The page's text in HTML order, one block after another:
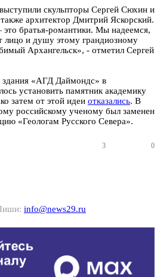
скульпторы Сергей Сюхин и
архитектор Дмитрий Яскорский.
братья-романтики. Мы надеемся,
лицо и душу этому грандиозному
Архангельск», - отметил Сергей
«АГД Даймондс» в
установить памятник академику
затем от этой идеи отказались. В
российскому ученому был заменен
«Геологам Русского Севера».
3 0
info@news29.ru